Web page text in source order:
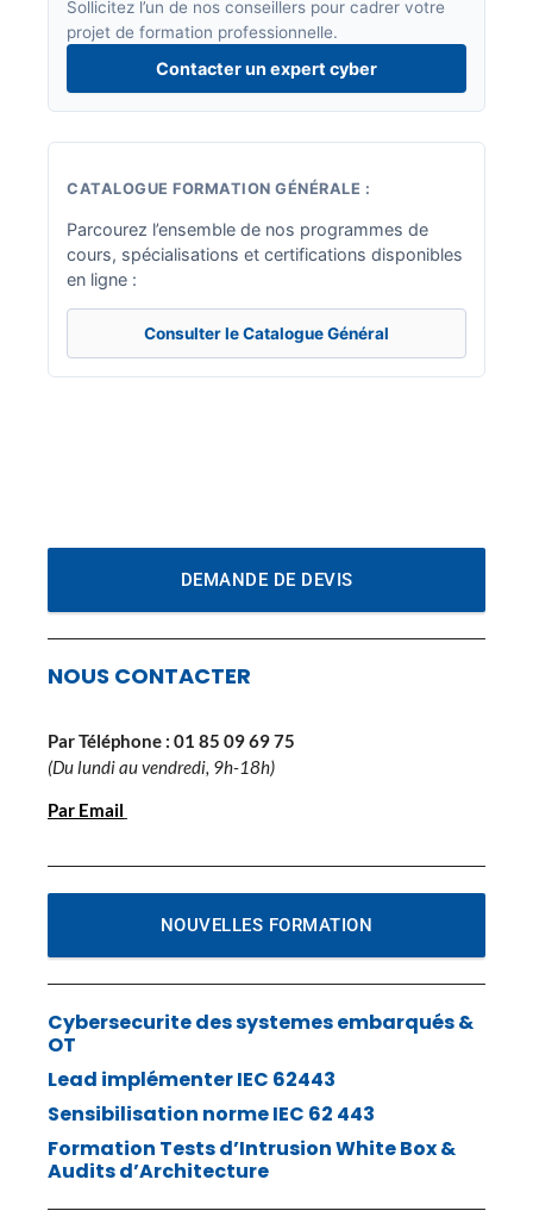
Sollicitez l’un de nos conseillers pour cadrer votre
projet de formation professionnelle.
Contacter un expert cyber
CATALOGUE FORMATION GÉNÉRALE :
Parcourez l’ensemble de nos programmes de
cours, spécialisations et certifications disponibles
en ligne :
Consulter le Catalogue Général
DEMANDE DE DEVIS
NOUS CONTACTER
Par Téléphone : 01 85 09 69 75
(Du lundi au vendredi, 9h-18h)
Par Email
NOUVELLES FORMATION
Cybersecurite des systemes embarqués &
OT
Lead implémenter IEC 62443
Sensibilisation norme IEC 62 443
Formation Tests d’Intrusion White Box &
Audits d’Architecture